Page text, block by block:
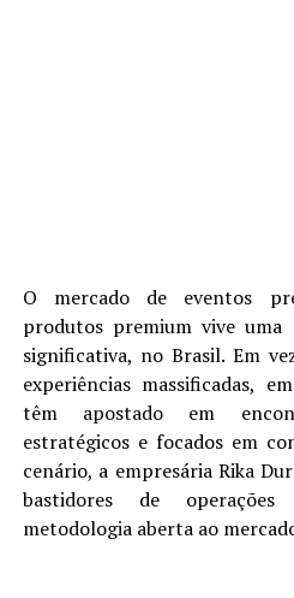
O mercado de eventos
produtos premium vive uma
significativa, no Brasil. Em
experiências massificadas,
têm apostado em
estratégicos e focados em
cenário, a empresária Rika
bastidores de
metodologia aberta ao